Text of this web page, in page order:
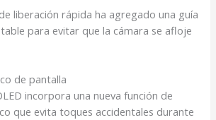
liberación rápida ha agregado una guía
para evitar que la cámara se afloje
de pantalla
incorpora una nueva función de
que evita toques accidentales durante